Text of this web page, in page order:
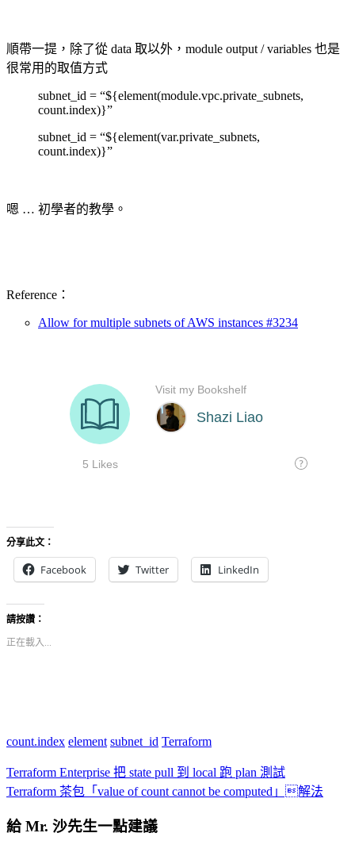
順帶一提，除了從 data 取以外，module output / variables 也是
很常用的取值方式
subnet_id = “${element(module.vpc.private_subnets,
count.index)}”
subnet_id = “${element(var.private_subnets,
count.index)}”
嗯 … 初學者的教學。
Reference：
Allow for multiple subnets of AWS instances #3234
分享此文：
Facebook Twitter LinkedIn
請按讚：
正在載入...
count.index element subnet_id Terraform
Terraform Enterprise 把 state pull 到 local 跑 plan 測試
Terraform 茶包「value of count cannot be computed」解法
給 Mr. 沙先生一點建議